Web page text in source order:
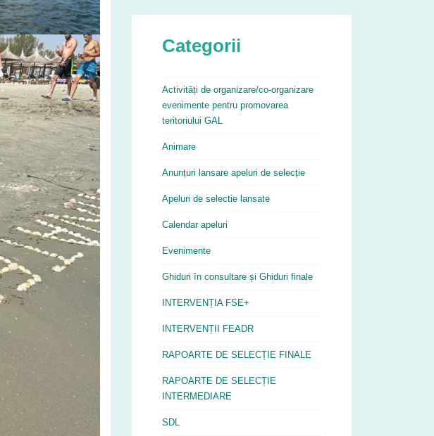
Categorii
Activități de organizare/co-organizare
evenimente pentru promovarea
teritoriului GAL
Animare
Anunțuri lansare apeluri de selecție
Apeluri de selectie lansate
Calendar apeluri
Evenimente
Ghiduri în consultare și Ghiduri finale
INTERVENȚIA FSE+
INTERVENȚII FEADR
RAPOARTE DE SELECȚIE FINALE
RAPOARTE DE SELECȚIE
INTERMEDIARE
SDL